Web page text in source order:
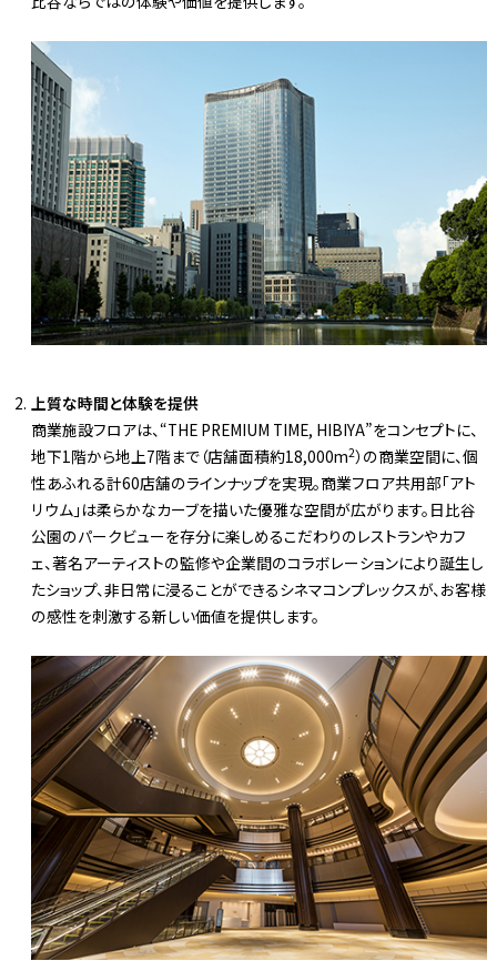
上質な時間と体験を提供
商業施設フロアは、“THE PREMIUM TIME, HIBIYA”をコンセプトに、
地下1階から地上7階まで（店舗面積約18,000m2）の商業空間に、個
性あふれる計60店舗のラインナップを実現。商業フロア共用部「アト
リウム」は柔らかなカーブを描いた優雅な空間が広がります。日比谷
公園のパークビューを存分に楽しめるこだわりのレストランやカフ
ェ、著名アーティストの監修や企業間のコラボレーションにより誕生し
たショップ、非日常に浸ることができるシネマコンプレックスが、お客様
の感性を刺激する新しい価値を提供します。